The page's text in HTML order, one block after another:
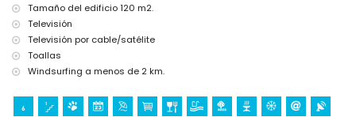
Tamaño del edificio 120 m2.
Televisión
Televisión por cable/satélite
Toallas
Windsurfing a menos de 2 km.